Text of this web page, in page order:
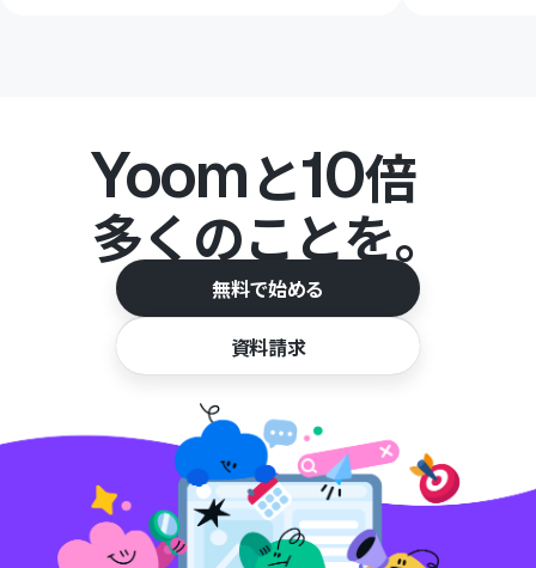
Yoomと10倍
多くのことを。
無料で始める
資料請求